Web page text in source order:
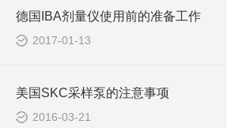
德国IBA剂量仪使用前的准备工作
2017-01-13
美国SKC采样泵的注意事项
2016-03-21